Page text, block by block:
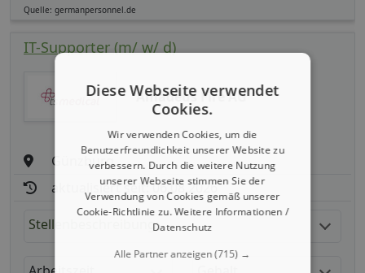
Quelle: germanpersonnel.de
IT-Supporter (m/ w/ d)
Amadeus Fire AG
Günzburg
aktualisiert seit: 06.08.2026
Stellenbeschreibung:
Diese Webseite verwendet
Cookies.
Wir verwenden Cookies, um die
Benutzerfreundlichkeit unserer Website zu
verbessern. Durch die weitere Nutzung
unserer Webseite stimmen Sie der
Verwendung von Cookies gemäß unserer
Cookie-Richtlinie zu.Weitere Informationen /
Datenschutz
Alle Partner anzeigen(715) →